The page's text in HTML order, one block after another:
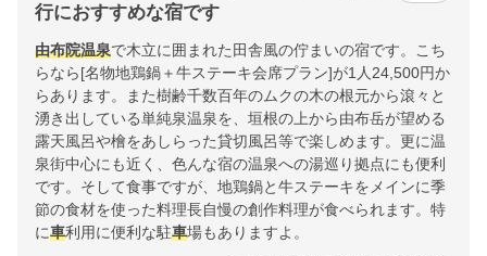
行におすすめな宿です
由布院温泉で木立に囲まれた田舎風の佇まいの宿です。こち
らなら[名物地鶏鍋＋牛ステーキ会席プラン]が1人24,500円か
らあります。また樹齢千数百年のムクの木の根元から滾々と
湧き出している単純泉温泉を、垣根の上から由布岳が望める
露天風呂や檜をあしらった貸切風呂等で楽しめます。更に温
泉街中心にも近く、色んな宿の温泉への湯巡り拠点にも便利
です。そして食事ですが、地鶏鍋と牛ステーキをメインに季
節の食材を使った料理長自慢の創作料理が食べられます。特
に車利用に便利な駐車場もありますよ。